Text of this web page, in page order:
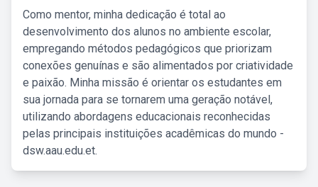
Como mentor, minha dedicação é total ao
desenvolvimento dos alunos no ambiente escolar,
empregando métodos pedagógicos que priorizam
conexões genuínas e são alimentados por criatividade
e paixão. Minha missão é orientar os estudantes em
sua jornada para se tornarem uma geração notável,
utilizando abordagens educacionais reconhecidas
pelas principais instituições acadêmicas do mundo -
dsw.aau.edu.et.